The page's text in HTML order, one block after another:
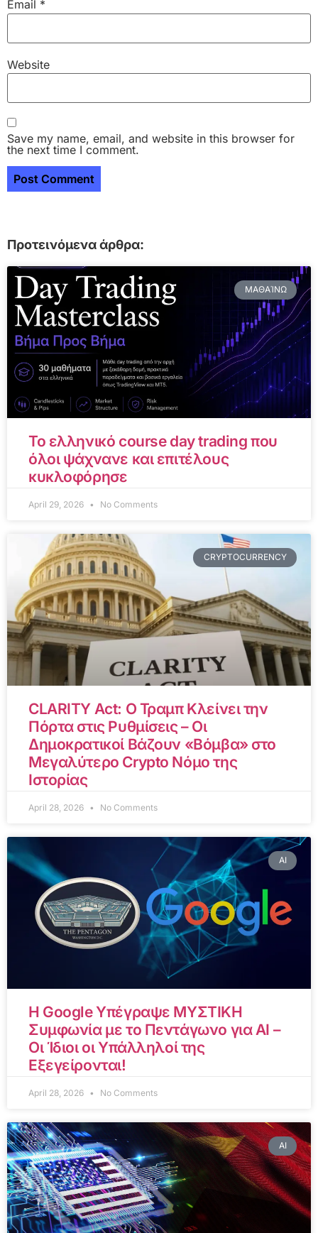
Email *
Website
Save my name, email, and website in this browser for
the next time I comment.
Προτεινόμενα άρθρα:
ΜΑΘΑΊΝΩ
Το ελληνικό course day trading που
όλοι ψάχνανε και επιτέλους
κυκλοφόρησε
April 29, 2026 No Comments
CRYPTOCURRENCY
CLARITY Act: Ο Τραμπ Κλείνει την
Πόρτα στις Ρυθμίσεις – Οι
Δημοκρατικοί Βάζουν «Βόμβα» στο
Μεγαλύτερο Crypto Νόμο της
Ιστορίας
April 28, 2026 No Comments
AI
Η Google Υπέγραψε ΜΥΣΤΙΚΗ
Συμφωνία με το Πεντάγωνο για AI –
Οι Ίδιοι οι Υπάλληλοί της
Εξεγείρονται!
April 28, 2026 No Comments
AI